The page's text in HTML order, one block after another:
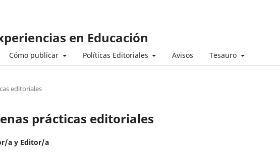
en Educación
Cómo publicar Políticas Editoriales Avisos Tesauro
editoriales
prácticas editoriales
a y Editor/a